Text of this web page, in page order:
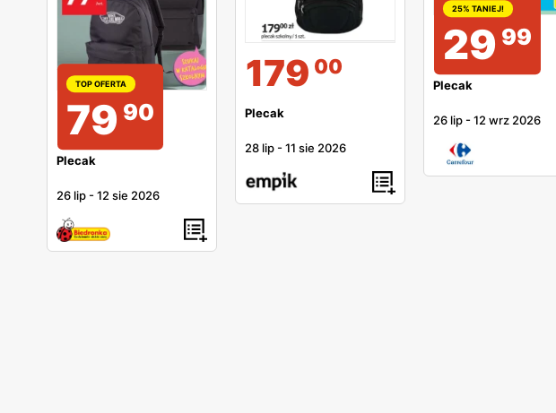
TOP OFERTA
79 90
Plecak
26 lip -12 sie 2026
179 00
Plecak
28 lip -11 sie 2026
25% TANIEJ!
29 99
Plecak
26 lip -12 wrz 2026